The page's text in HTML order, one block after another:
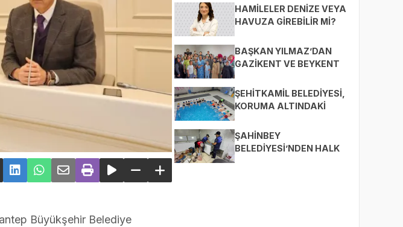
Büyükşehir Belediye
HAMİLELER DENİZE VEYA
HAVUZA GİREBİLİR Mİ?
BAŞKAN YILMAZ’DAN
GAZİKENT VE BEYKENT
ŞEHİTKAMİL BELEDİYESİ,
KORUMA ALTINDAKİ
BULUŞTURUYOR
ŞAHİNBEY
BELEDİYESİ’NDEN HALK